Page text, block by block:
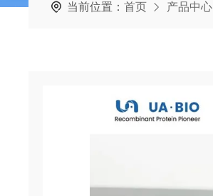
当前位置：首页 产品中心